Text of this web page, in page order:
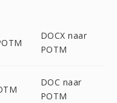
DOCX naar
POTM
DOC naar
POTM